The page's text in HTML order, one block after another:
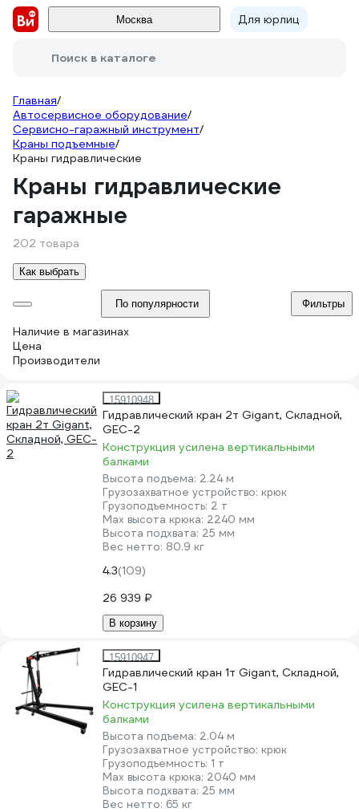
Москва Для юрлиц
Поиск в каталоге
Главная/
Автосервисное оборудование/
Сервисно-гаражный инструмент/
Краны подъемные/
Краны гидравлические
Краны гидравлические
гаражные
202 товара
Как выбрать
По популярности Фильтры
Наличие в магазинах
Цена
Производители
15910948
Гидравлический кран 2т Gigant, Складной,
GEC-2
Конструкция усилена вертикальными
балками
Высота подъема: 2.24 м
Грузозахватное устройство: крюк
Грузоподъемность: 2 т
Мах высота крюка: 2240 мм
Высота подхвата: 25 мм
Вес нетто: 80.9 кг
4.3(109)
26 939 ₽
В корзину
15910947
Гидравлический кран 1т Gigant, Складной,
GEC-1
Конструкция усилена вертикальными
балками
Высота подъема: 2.04 м
Грузозахватное устройство: крюк
Грузоподъемность: 1 т
Мах высота крюка: 2040 мм
Высота подхвата: 25 мм
Вес нетто: 65 кг